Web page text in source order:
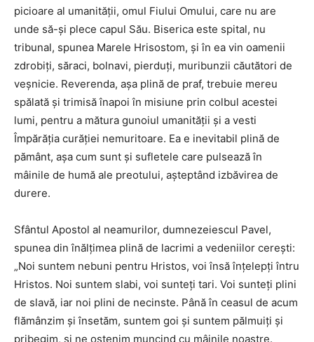
picioare al umanităţii, omul Fiului Omului, care nu are
unde să-şi plece capul Său. Biserica este spital, nu
tribunal, spunea Marele Hrisostom, şi în ea vin oamenii
zdrobiţi, săraci, bolnavi, pierduţi, muribunzii căutători de
veşnicie. Reverenda, aşa plină de praf, trebuie mereu
spălată şi trimisă înapoi în misiune prin colbul acestei
lumi, pentru a mătura gunoiul umanităţii şi a vesti
Împărăţia curăţiei nemuritoare. Ea e inevitabil plină de
pământ, aşa cum sunt şi sufletele care pulsează în
mâinile de humă ale preotului, aşteptând izbăvirea de
durere.
Sfântul Apostol al neamurilor, dumnezeiescul Pavel,
spunea din înălţimea plină de lacrimi a vedeniilor cereşti:
„Noi suntem nebuni pentru Hristos, voi însă înţelepţi întru
Hristos. Noi suntem slabi, voi sunteţi tari. Voi sunteţi plini
de slavă, iar noi plini de necinste. Până în ceasul de acum
flămânzim şi însetăm, suntem goi şi suntem pălmuiţi şi
pribegim, şi ne ostenim muncind cu mâinile noastre.